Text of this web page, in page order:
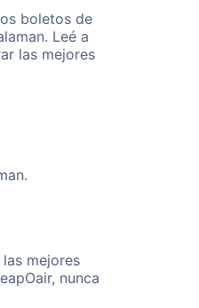
boletos de
Leé a
las mejores
mejores
nunca